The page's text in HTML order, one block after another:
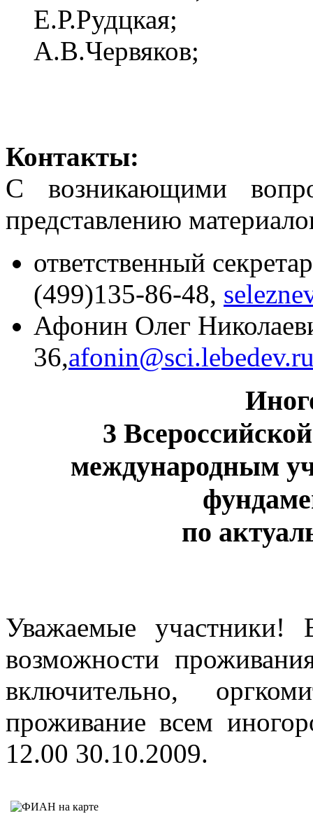
Е.Р.Рудцкая;
А.В.Червяков;
Контакты:
С возникающими
представлению
ответственный
(499)135-86-48,
Афонин Олег
36,
3
международным
по
Уважаемые
возможности
включительно,
проживание всем
12.00 30.10.2009.